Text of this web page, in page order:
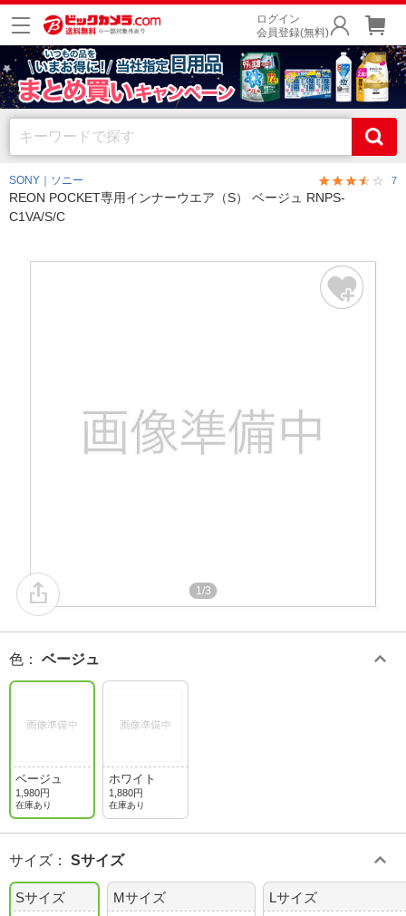
ログイン
会員登録(無料)
SONY｜ソニー 7
REON POCKET専用インナーウエア（S） ベージュ RNPS-
C1VA/S/C
1/3
色 ： ベージュ
ベージュ
1,980円
在庫あり
ホワイト
1,880円
在庫あり
サイズ ： Sサイズ
Sサイズ Mサイズ Lサイズ